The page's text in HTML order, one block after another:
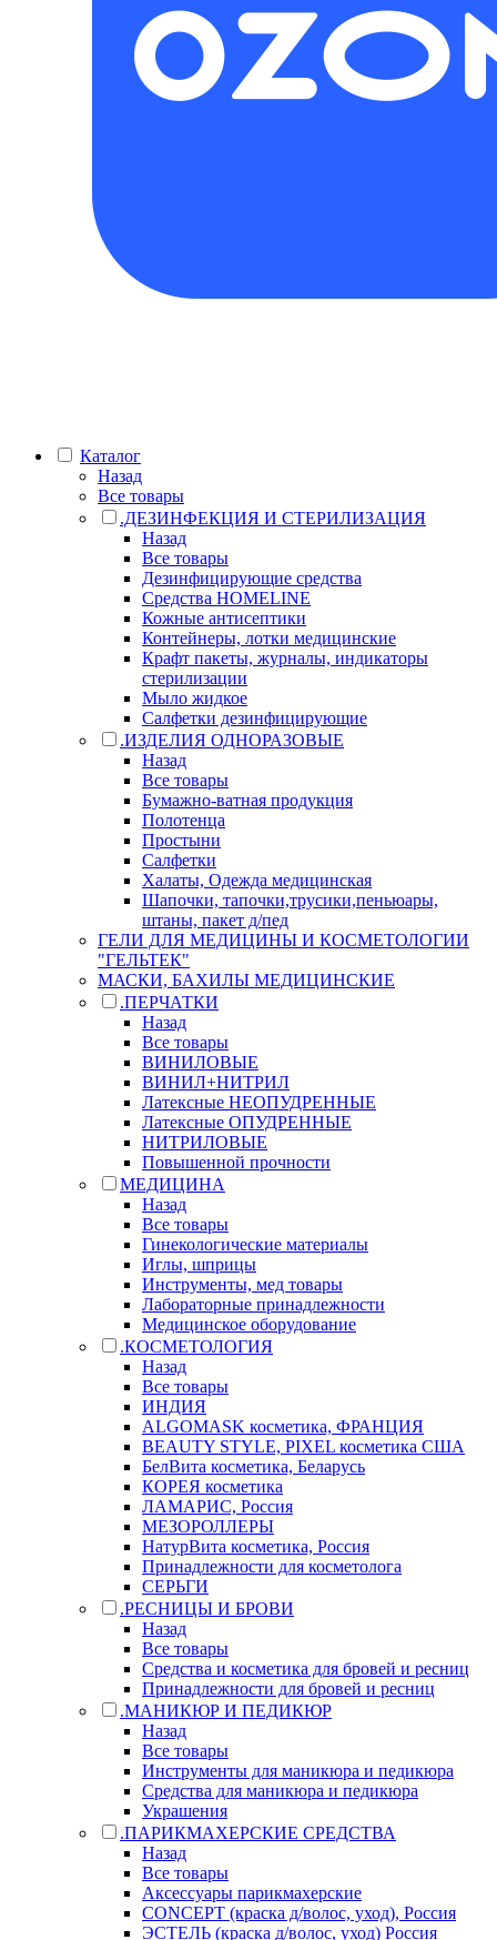
Каталог
Назад
Все товары
.ДЕЗИНФЕКЦИЯ И СТЕРИЛИЗАЦИЯ
Назад
Все товары
Дезинфицирующие средства
Средства HOMELINE
Кожные антисептики
Контейнеры, лотки медицинские
Крафт пакеты, журналы, индикаторы
стерилизации
Мыло жидкое
Салфетки дезинфицирующие
.ИЗДЕЛИЯ ОДНОРАЗОВЫЕ
Назад
Все товары
Бумажно-ватная продукция
Полотенца
Простыни
Салфетки
Халаты, Одежда медицинская
Шапочки, тапочки,трусики,пеньюары,
штаны, пакет д/пед
ГЕЛИ ДЛЯ МЕДИЦИНЫ И КОСМЕТОЛОГИИ
"ГЕЛЬТЕК"
МАСКИ, БАХИЛЫ МЕДИЦИНСКИЕ
.ПЕРЧАТКИ
Назад
Все товары
ВИНИЛОВЫЕ
ВИНИЛ+НИТРИЛ
Латексные НЕОПУДРЕННЫЕ
Латексные ОПУДРЕННЫЕ
НИТРИЛОВЫЕ
Повышенной прочности
МЕДИЦИНА
Назад
Все товары
Гинекологические материалы
Иглы, шприцы
Инструменты, мед товары
Лабораторные принадлежности
Медицинское оборудование
.КОСМЕТОЛОГИЯ
Назад
Все товары
ИНДИЯ
ALGOMASK косметика, ФРАНЦИЯ
BEAUTY STYLE, PIXEL косметика США
БелВита косметика, Беларусь
КОРЕЯ косметика
ЛАМАРИС, Россия
МЕЗОРОЛЛЕРЫ
НатурВита косметика, Россия
Принадлежности для косметолога
СЕРЬГИ
.РЕСНИЦЫ И БРОВИ
Назад
Все товары
Средства и косметика для бровей и ресниц
Принадлежности для бровей и ресниц
.МАНИКЮР И ПЕДИКЮР
Назад
Все товары
Инструменты для маникюра и педикюра
Средства для маникюра и педикюра
Украшения
.ПАРИКМАХЕРСКИЕ СРЕДСТВА
Назад
Все товары
Аксессуары парикмахерские
CONCEPT (краска д/волос, уход), Россия
ЭСТЕЛЬ (краска д/волос, уход) Россия